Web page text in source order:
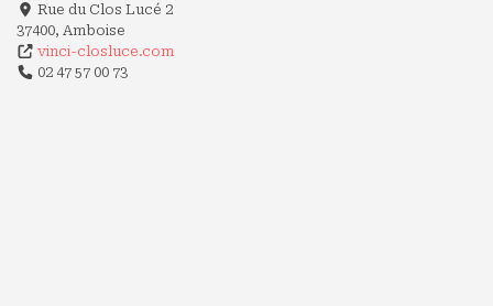
Rue du Clos Lucé 2
37400, Amboise
vinci-closluce.com
02 47 57 00 73